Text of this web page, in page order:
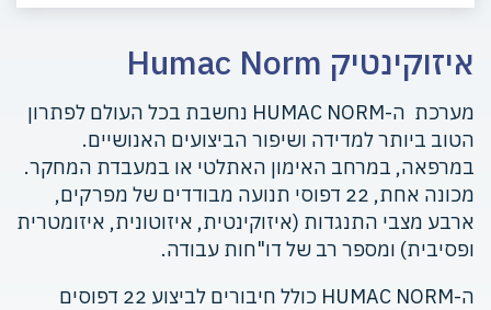
איזוקינטיק Humac Norm
מערכת ה-HUMAC NORM נחשבת בכל העולם לפתרון
הטוב ביותר למדידה ושיפור הביצועים האנושיים.
במרפאה, במרחב האימון האתלטי או במעבדת המחקר.
מכונה אחת, 22 דפוסי תנועה מבודדים של מפרקים,
ארבע מצבי התנגדות (איזוקינטית, איזוטונית, איזומטרית
ופסיבית) ומספר רב של דו"חות עבודה.
ה-HUMAC NORM כולל חיבורים לביצוע 22 דפוסים